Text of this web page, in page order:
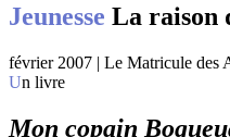
Jeunesse La raison
février 2007 | Le Matricule des
Un livre
Mon copain